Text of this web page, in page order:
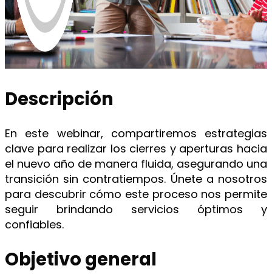
Descripción
En este webinar, compartiremos estrategias
clave para realizar los cierres y aperturas hacia
el nuevo año de manera fluida, asegurando una
transición sin contratiempos. Únete a nosotros
para descubrir cómo este proceso nos permite
seguir brindando servicios óptimos y
confiables.
Objetivo general